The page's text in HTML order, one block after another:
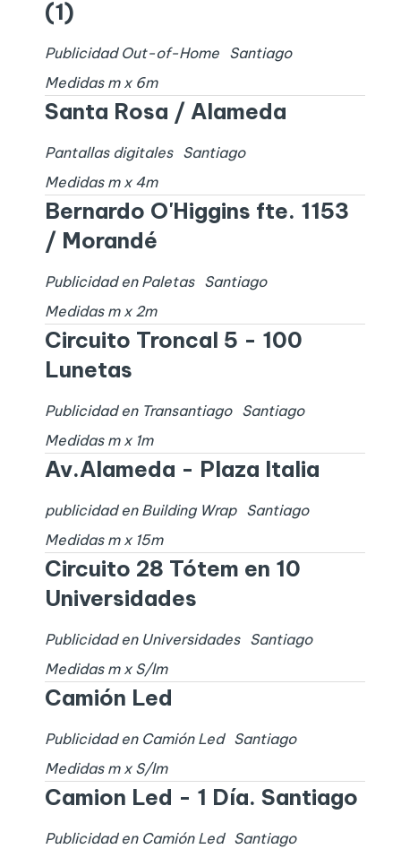
(1)
Publicidad Out-of-Home
Santiago
Medidas m x 6m
Santa Rosa / Alameda
Pantallas digitales
Santiago
Medidas m x 4m
Bernardo O'Higgins fte. 1153
/ Morandé
Publicidad en Paletas
Santiago
Medidas m x 2m
Circuito Troncal 5 - 100
Lunetas
Publicidad en Transantiago
Santiago
Medidas m x 1m
Av.Alameda - Plaza Italia
publicidad en Building Wrap
Santiago
Medidas m x 15m
Circuito 28 Tótem en 10
Universidades
Publicidad en Universidades
Santiago
Medidas m x S/Im
Camión Led
Publicidad en Camión Led
Santiago
Medidas m x S/Im
Camion Led - 1 Día. Santiago
Publicidad en Camión Led
Santiago